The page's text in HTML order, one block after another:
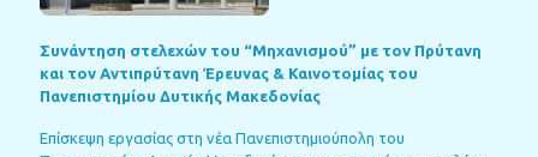
Συνάντηση στελεχών του “Μηχανισμού” με τον Πρύτανη
και τον Αντιπρύτανη Έρευνας & Καινοτομίας του
Πανεπιστημίου Δυτικής Μακεδονίας
Επίσκεψη εργασίας στη νέα Πανεπιστημιούπολη του